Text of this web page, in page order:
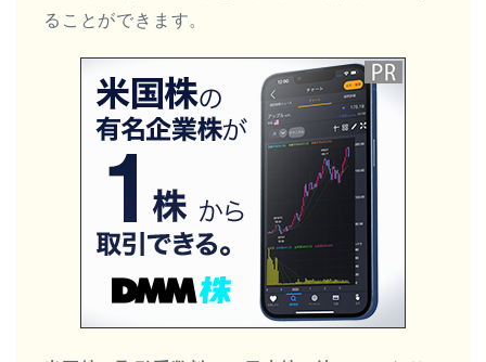
ることができます。